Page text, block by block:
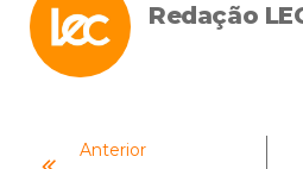
Redação
Anterior